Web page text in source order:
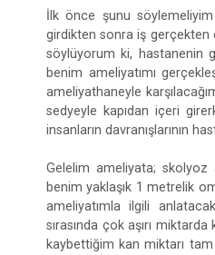
İlk önce şunu
girdikten sonra iş gerçekten
söylüyorum ki, hastanenin
benim ameliyatımı
ameliyathaneyle
sedyeyle kapıdan içeri
insanların davranışlarının
Gelelim ameliyata; skolyoz
benim yaklaşık 1 metrelik
ameliyatımla ilgili
sırasında çok aşırı
kaybettiğim kan miktarı